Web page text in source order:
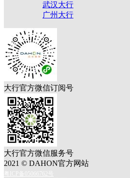
武汉大行
广州大行
大行官方微信订阅号
大行官方微信服务号
2021 © DAHON官方网站
粤ICP备05066762号